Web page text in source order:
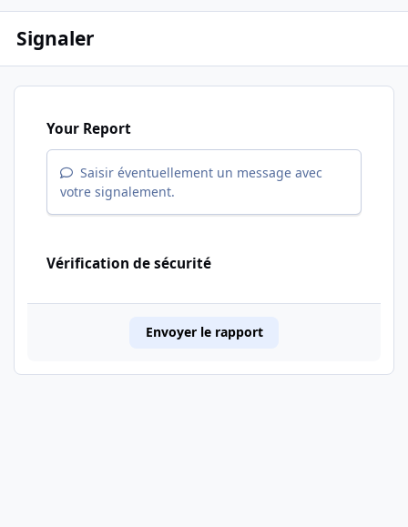
Signaler
Your Report
Saisir éventuellement un message avec
votre signalement.
Vérification de sécurité
Envoyer le rapport